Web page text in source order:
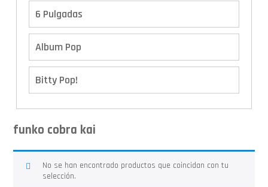
6 Pulgadas
Album Pop
Bitty Pop!
Boxes
Cover Pop!
funko cobra kai
No se han encontrado productos que coincidan con tu
selección.